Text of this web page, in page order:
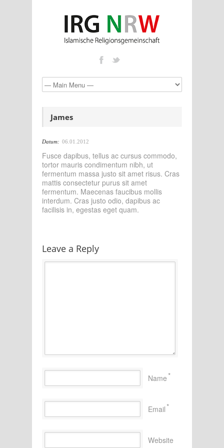
James
Datum: 06.01.2012
Fusce dapibus, tellus ac cursus commodo,
tortor mauris condimentum nibh, ut
fermentum massa justo sit amet risus. Cras
mattis consectetur purus sit amet
fermentum. Maecenas faucibus mollis
interdum. Cras justo odio, dapibus ac
facilisis in, egestas eget quam.
Leave a Reply
Name*
Email*
Website